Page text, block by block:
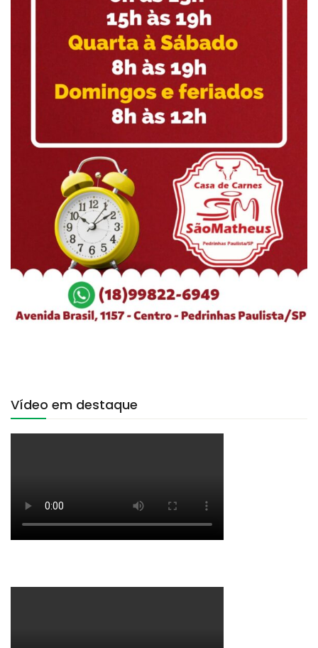
Vídeo em destaque